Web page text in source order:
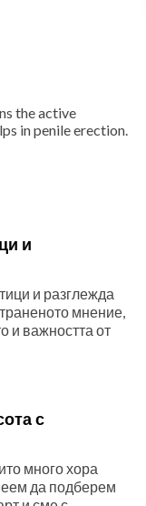
the active
in penile erection.
и
и разглежда
мнение,
и важността от
с
много хора
да подберем